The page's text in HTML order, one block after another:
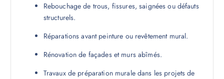
Rebouchage de trous, fissures, saignées ou défauts
structurels.
Réparations avant peinture ou revêtement mural.
Rénovation de façades et murs abîmés.
Travaux de préparation murale dans les projets de